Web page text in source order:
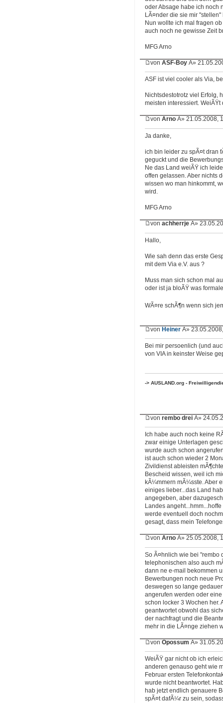
oder Absage habe ich noch
LÃ¤nder die sie mir
Nun wollte ich mal fragen
auch noch ne gewisse Zeit
MFG Arno
von ASF-Boy Â»
ASF ist viel cooler als Via,
Nichtsdestotrotz viel Erfolg,
meisten interessiert.
von Arno Â» 21.05.2008,
Ja danke,
ich bin leider zu spÃ¤t dran
geguckt und die
Ne das Land weiÃŸ ich
offen gelassen. Aber nichts
wissen wo man hinkommt,
wird.
MFG Arno
von achherrje Â»
Hallo,
Wie sah denn das erste
mit dem Via e.V. aus ?
Muss man sich schon mal
oder ist ja bloÃŸ was
WÃ¤re schÃ¶n wenn sich
von Heiner Â»
Bei mir persoenlich (und
von VIA in keinster Weise
-> AUSLAND.org -
von rembo drei Â»
Ich habe auch noch keine
zwar einige Unterlagen
wurde auch schon
ist auch schon wieder 2
Zivildienst ableisten
Bescheid wissen, weil ich
kÃ¼mmern mÃ¼sste. Aber
einiges lieber...das Land
angegeben, aber
Landes
werde eventuell doch
gesagt, dass mein
von Arno Â» 25.05.2008,
So Ã¤hnlich wie bei "rembo
telephonischen also auch
dann ne e-mail bekommen
Bewerbungen noch neue
deswegen so lange
angerufen werden oder
schon locker 3 Wochen her.
geantwortet obwohl das
der nachfragt und die
mehr in die LÃ¤nge ziehen
von Opossum Â»
WeiÃŸ gar nicht ob ich
anderen genauso geht wie
Februar ersten
wurde nicht beantwortet.
hab jetzt endlich genauere
spÃ¤t dafÃ¼r zu sein,